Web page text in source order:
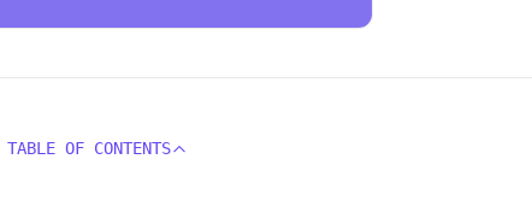
TABLE OF CONTENTS